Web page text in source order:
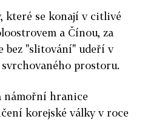
které se konají v citlivé
a Čínou, za
bez "slitování" udeří v
prostoru.
námořní hranice
korejské války v roce